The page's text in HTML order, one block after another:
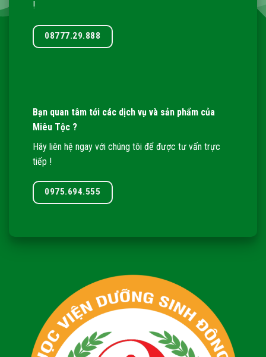
!
08777.29.888
Bạn quan tâm tới các dịch vụ và sản phẩm của
Miêu Tộc ?
Hãy liên hệ ngay với chúng tôi để được tư vấn trực
tiếp !
0975.694.555